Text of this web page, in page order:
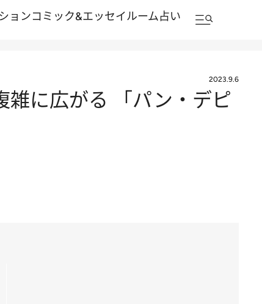
ョンコミック&エッセイルーム占い
2023.9.6
雑に広がる 「パン・デピ